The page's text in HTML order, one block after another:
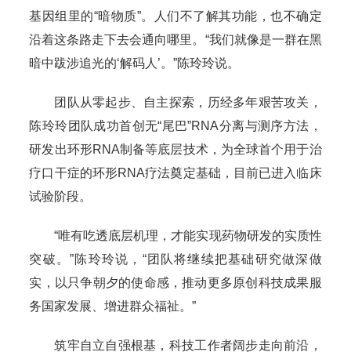
基因组里的“暗物质”。人们不了解其功能，也不确定
沿着这条路走下去会通向哪里。“我们就像是一群在黑
暗中跋涉追光的‘解码人’。”陈玲玲说。
团队从零起步、自主探索，历经多年艰苦攻关，
陈玲玲团队成功首创无“尾巴”RNA分离与测序方法，
研发出环形RNA制备等底层技术，为全球首个用于治
疗口干症的环形RNA疗法奠定基础，目前已进入临床
试验阶段。
“唯有吃透底层机理，才能实现药物研发的实质性
突破。”陈玲玲说，“团队将继续把基础研究做深做
实，以只争朝夕的使命感，推动更多原创科技成果服
务国家发展、增进群众福祉。”
筑牢自立自强根基，科技工作者阔步走向前沿，